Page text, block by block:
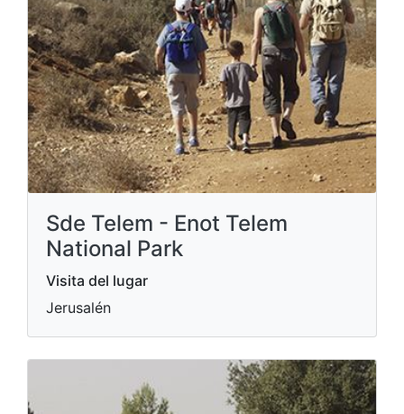
Sde Telem - Enot Telem
National Park
Visita del lugar
Jerusalén